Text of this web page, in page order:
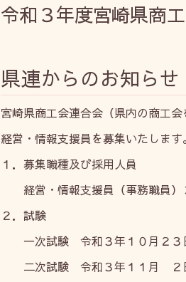
令和３年度宮崎県商
県連からのお知ら
宮崎県商工会連合会（県内の商工
経営・情報支援員を募集いたします。
１．募集職種及び採用人員
経営・情報支援員（事務職員）
２．試験
一次試験 令和３年１０月２３
二次試験 令和３年１１月 ２日